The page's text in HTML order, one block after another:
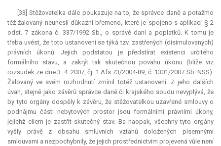
[33] Stěžovatelka dále poukazuje na to, že správce daně a potažmo
též žalovaný neunesli důkazní břemeno, které je spojeno s aplikací § 2
odst. 7 zákona č. 337/1992 Sb., o správě daní a poplatků. K tomu je
třeba uvést, že toto ustanovení se týká tzv. zastřených (disimulovaných)
právních úkonů. Jejich podstatou je předstírat existenci určitého
formálního stavu, a zakrýt tak skutečnou povahu úkonu (blíže viz
rozsudek ze dne 3. 4. 2007, čj. 1 Afs 73/2004-89, č. 1301/2007 Sb. NSS).
Žalovaný ve svém rozhodnutí zmínil totéž ustanovení. Z jeho dalších
úvah, stejně jako závěrů správce daně či krajského soudu nevyplývá, že
by tyto orgány dospěly k závěru, že stěžovatelkou uzavřené smlouvy o
podnájmu části nebytových prostor jsou formálními právními úkony,
jejichž cílem je zastřít skutečný stav. Ba naopak, všechny tyto orgány
vyšly právě z obsahu smluvních vztahů doložených písemnými
smlouvami a nezpochybnily, že jejich prostřednictvím projevená vůle není